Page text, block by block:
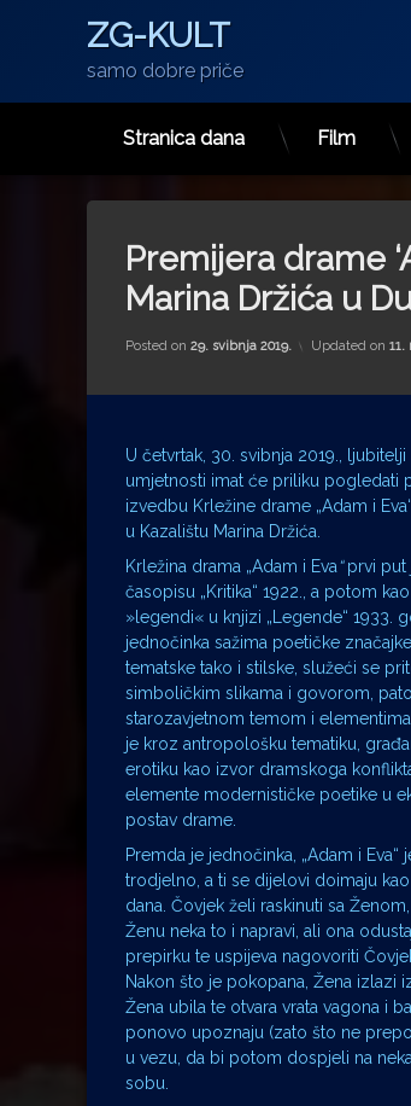
ZG-KULT
samo dobre priče
Stranica dana Film
Premijera drame
Marina Držića u
Posted on 29. svibnja 2019. Updated on 11.
U četvrtak, 30. svibnja 2019.,
umjetnosti imat će priliku pogledati
izvedbu Krležine drame „Adam i
u Kazalištu Marina Držića.
Krležina drama „Adam i Eva“prvi put
časopisu „Kritika“ 1922., a potom
»legendi« u knjizi „Legende“ 1933.
jednočinka sažima poetičke
tematske tako i stilske, služeći se
simboličkim slikama i govorom,
starozavjetnom temom i elementima
je kroz antropološku tematiku,
erotiku kao izvor dramskoga
elemente modernističke poetike u
postav drame.
Premda je jednočinka, „Adam i Eva“
trodjelno, a ti se dijelovi doimaju
dana. Čovjek želi raskinuti sa
Ženu neka to i napravi, ali ona
prepirku te uspijeva nagovoriti
Nakon što je pokopana, Žena izlazi
Žena ubila te otvara vrata vagona i
ponovo upoznaju (zato što ne
u vezu, da bi potom dospjeli na
sobu.